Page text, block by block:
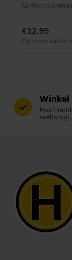
Griffon polymax
€12,95
Op voorraad in